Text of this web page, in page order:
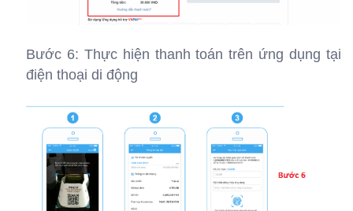
Bước 6: Thực hiện thanh toán trên ứng dụng tại
điện thoại di động